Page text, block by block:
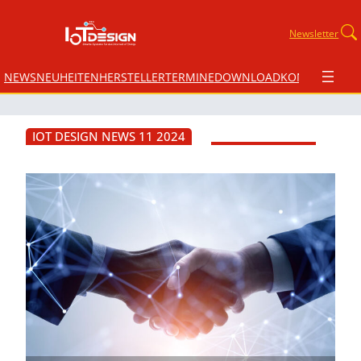
Newsletter
NEWSNEUHEITENHERSTELLERTERMINEDOWNLOADKONTAKT
IOT DESIGN NEWS 11 2024